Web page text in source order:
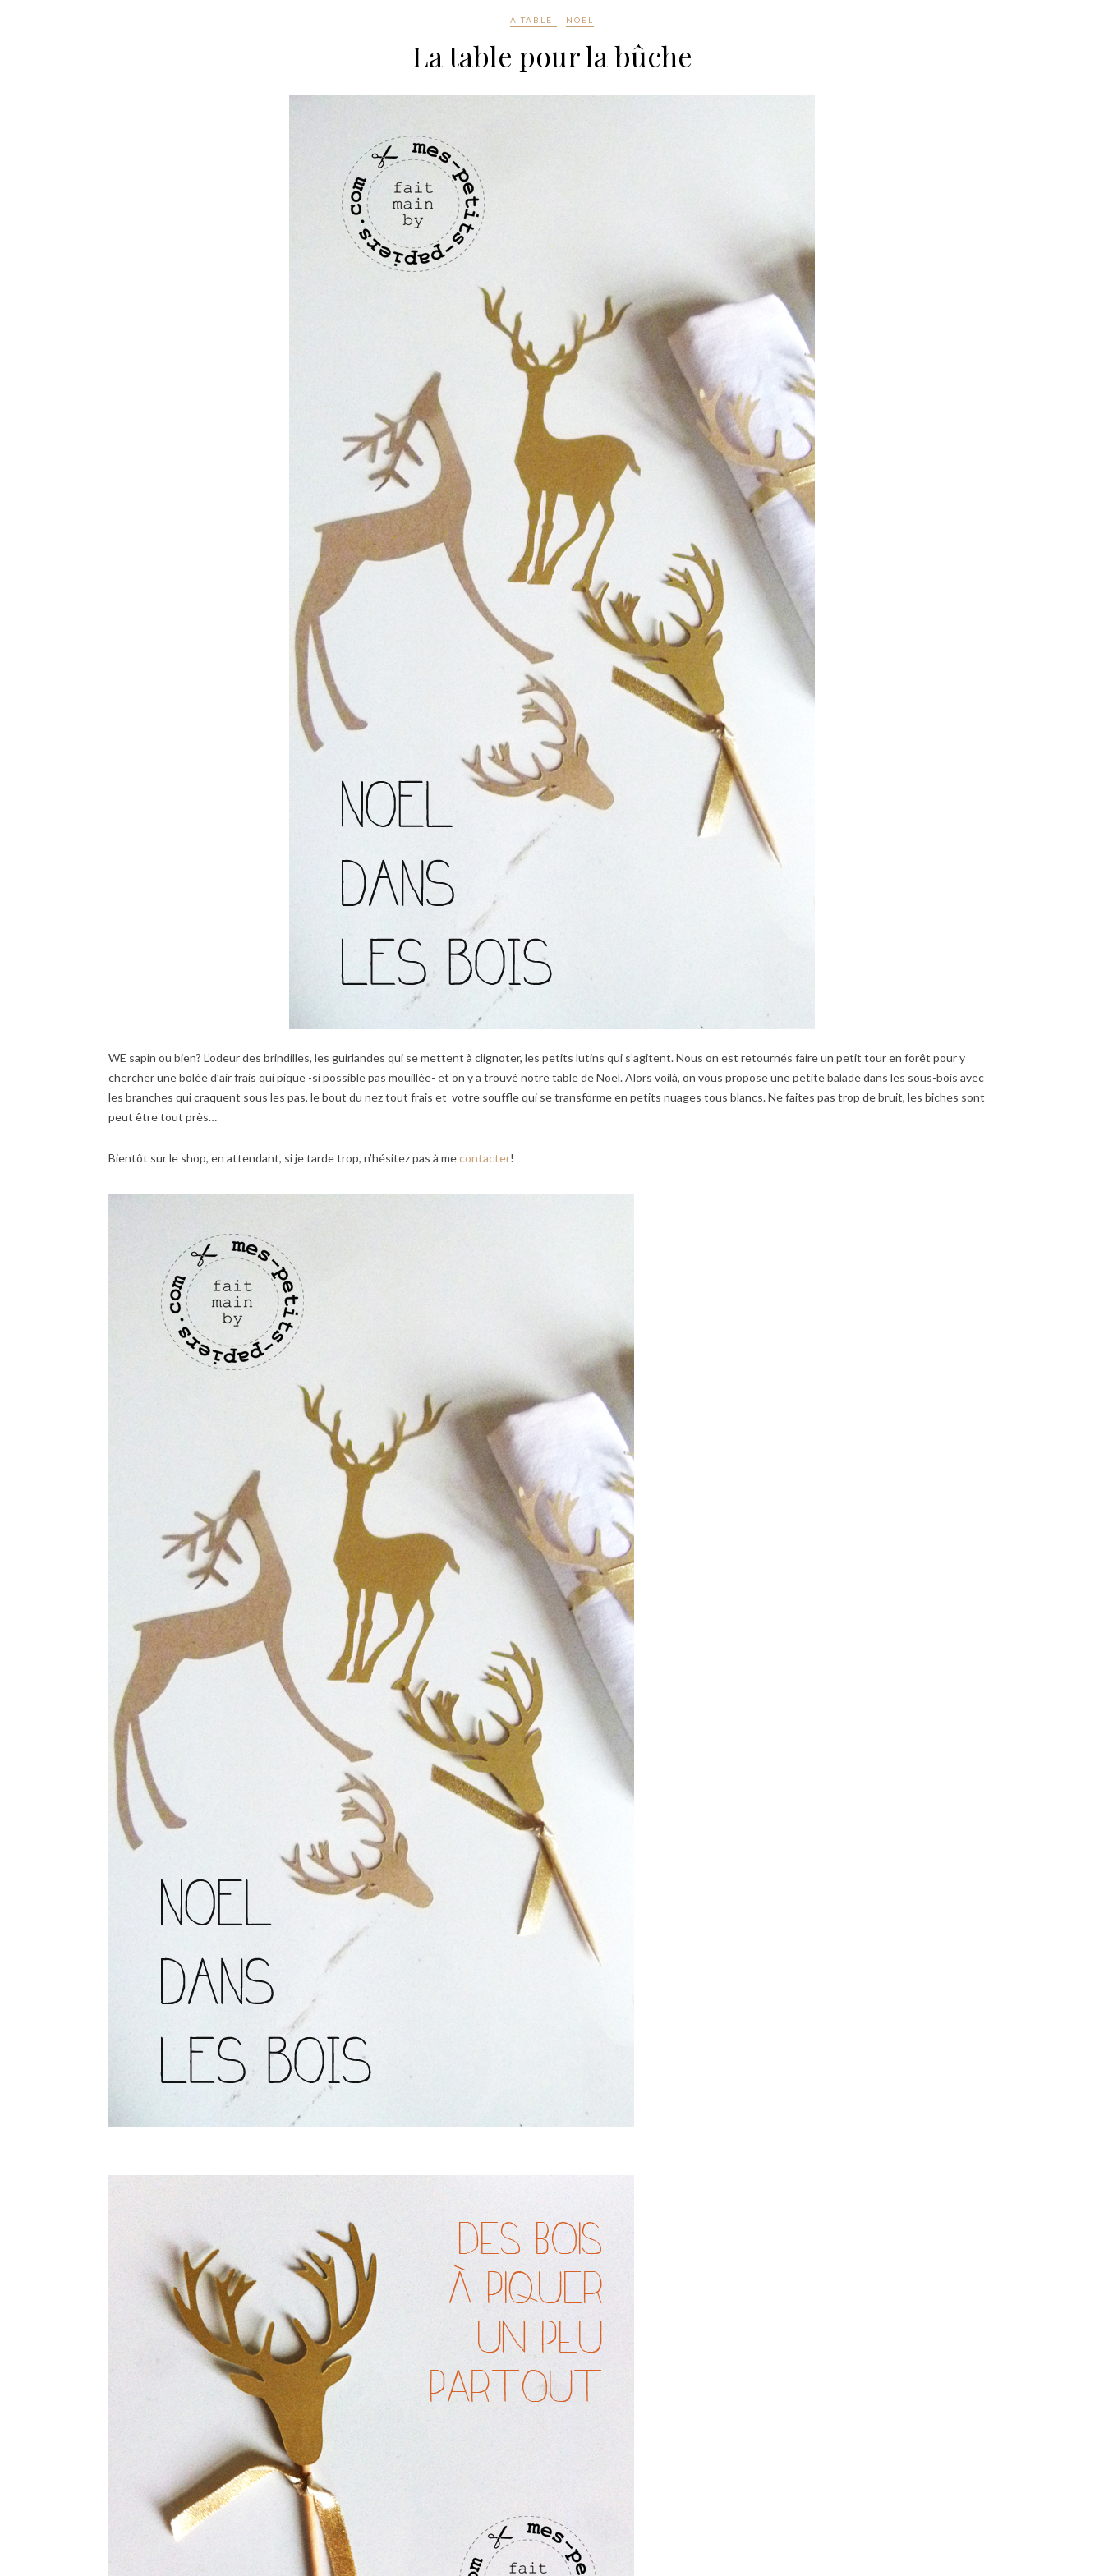
A TABLE! NOEL
La table pour la bûche
WE sapin ou bien? L’odeur des brindilles, les guirlandes qui se mettent à clignoter, les petits lutins qui s’agitent. Nous on est retournés faire un petit tour en forêt pour y
chercher une bolée d’air frais qui pique -si possible pas mouillée- et on y a trouvé notre table de Noël. Alors voilà, on vous propose une petite balade dans les sous-bois avec
les branches qui craquent sous les pas, le bout du nez tout frais et votre souffle qui se transforme en petits nuages tous blancs. Ne faites pas trop de bruit, les biches sont
peut être tout près…
Bientôt sur le shop, en attendant, si je tarde trop, n’hésitez pas à mecontacter!